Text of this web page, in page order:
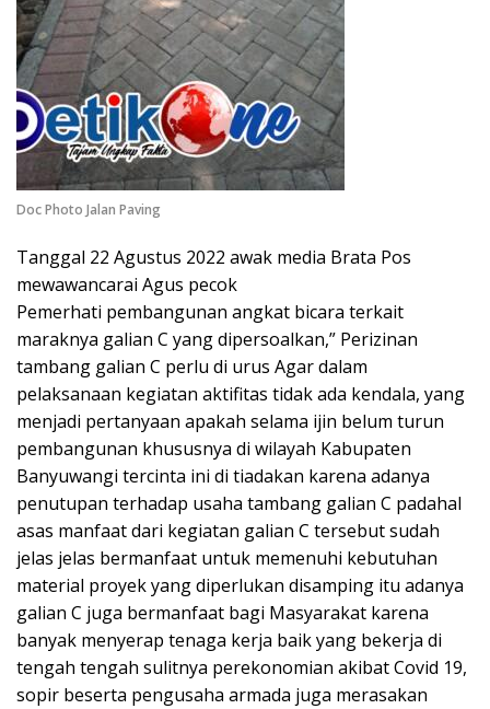
Doc Photo Jalan Paving
Tanggal 22 Agustus 2022 awak media Brata Pos
mewawancarai Agus pecok
Pemerhati pembangunan angkat bicara terkait
maraknya galian C yang dipersoalkan,” Perizinan
tambang galian C perlu di urus Agar dalam
pelaksanaan kegiatan aktifitas tidak ada kendala, yang
menjadi pertanyaan apakah selama ijin belum turun
pembangunan khususnya di wilayah Kabupaten
Banyuwangi tercinta ini di tiadakan karena adanya
penutupan terhadap usaha tambang galian C padahal
asas manfaat dari kegiatan galian C tersebut sudah
jelas jelas bermanfaat untuk memenuhi kebutuhan
material proyek yang diperlukan disamping itu adanya
galian C juga bermanfaat bagi Masyarakat karena
banyak menyerap tenaga kerja baik yang bekerja di
tengah tengah sulitnya perekonomian akibat Covid 19,
sopir beserta pengusaha armada juga merasakan